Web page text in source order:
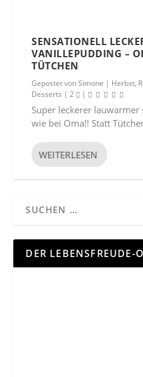
SENSATIONELL
VANILLEPUDDING –
TÜTCHEN
Gepostet vonSimone | Herbst,
Desserts |2 |
Super leckerer
wie bei Oma!! Statt
WEITERLESEN
DER LEBENSFREUDE-